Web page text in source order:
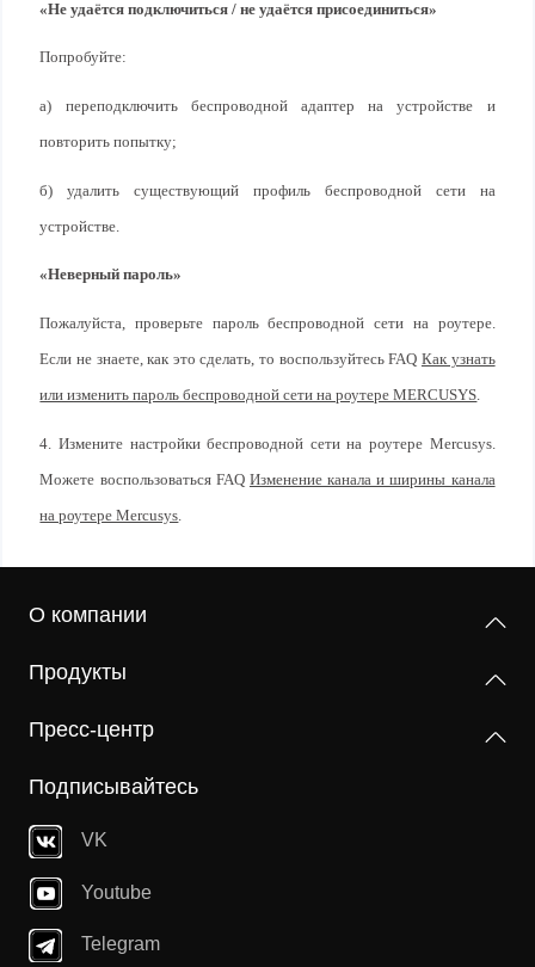
«Не удаётся подключиться / не удаётся присоединиться»
Попробуйте:
а) переподключить беспроводной адаптер на устройстве и
повторить попытку;
б) удалить существующий профиль беспроводной сети на
устройстве.
«Неверный пароль»
Пожалуйста, проверьте пароль беспроводной сети на роутере.
Если не знаете, как это сделать, то воспользуйтесь FAQ Как узнать
или изменить пароль беспроводной сети на роутере MERCUSYS
4. Измените настройки беспроводной сети на роутере Mercusys.
Можете воспользоваться FAQ Изменение канала и ширины канала
на роутере Mercusys
О компании
Продукты
Пресс-центр
Подписывайтесь
VK
Youtube
Telegram